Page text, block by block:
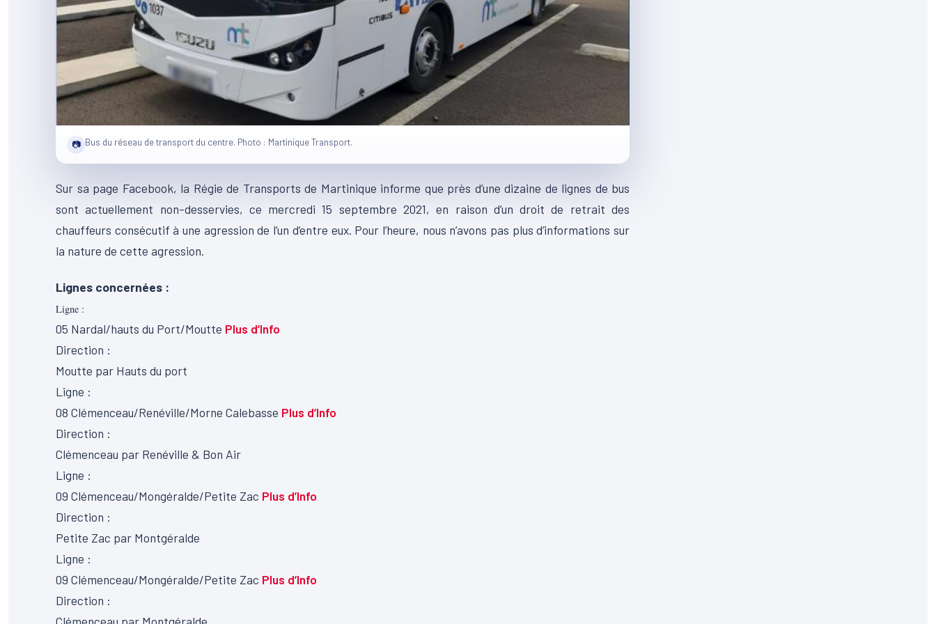
📷 Bus du réseau de transport du centre. Photo : Martinique Transport.
Sur sa page Facebook, la Régie de Transports de Martinique informe que près d’une dizaine de lignes de bus
sont actuellement non-desservies, ce mercredi 15 septembre 2021, en raison d’un droit de retrait des
chauffeurs consécutif à une agression de l’un d’entre eux. Pour l’heure, nous n’avons pas plus d’informations sur
la nature de cette agression.
Lignes concernées :
Ligne :
05 Nardal/hauts du Port/Moutte Plus d’Info
Direction :
Moutte par Hauts du port
Ligne :
08 Clémenceau/Renéville/Morne Calebasse Plus d’Info
Direction :
Clémenceau par Renéville & Bon Air
Ligne :
09 Clémenceau/Mongéralde/Petite Zac Plus d’Info
Direction :
Petite Zac par Montgéralde
Ligne :
09 Clémenceau/Mongéralde/Petite Zac Plus d’Info
Direction :